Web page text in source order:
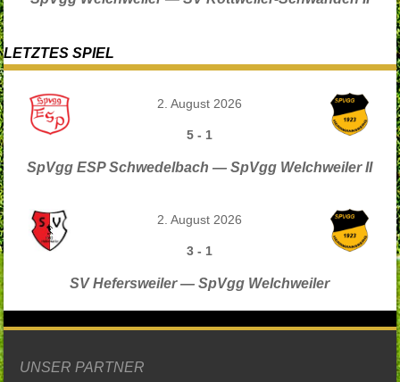
LETZTES SPIEL
2. August 2026
5 - 1
SpVgg ESP Schwedelbach — SpVgg Welchweiler II
2. August 2026
3 - 1
SV Hefersweiler — SpVgg Welchweiler
UNSER PARTNER